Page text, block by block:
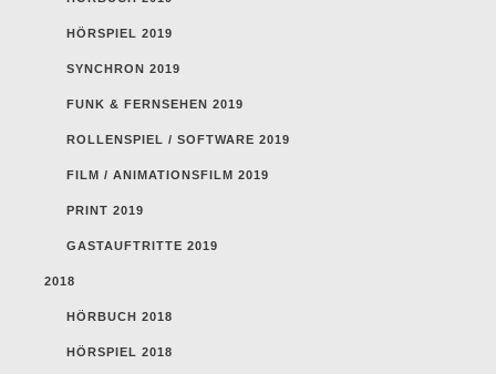
HÖRSPIEL 2019
SYNCHRON 2019
FUNK & FERNSEHEN 2019
ROLLENSPIEL / SOFTWARE 2019
FILM / ANIMATIONSFILM 2019
PRINT 2019
GASTAUFTRITTE 2019
2018
HÖRBUCH 2018
HÖRSPIEL 2018